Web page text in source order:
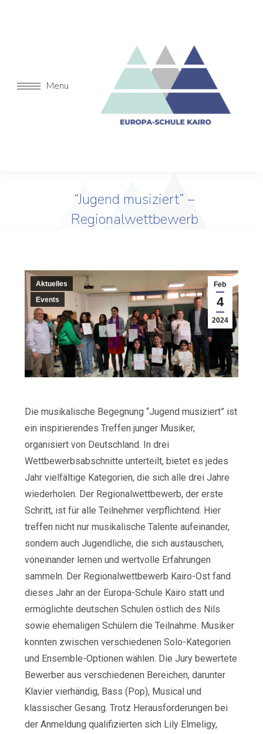
Menu
“Jugend musiziert” –
Regionalwettbewerb
Feb
4
2024
Aktuelles
Events
Die musikalische Begegnung “Jugend musiziert” ist
ein inspirierendes Treffen junger Musiker,
organisiert von Deutschland. In drei
Wettbewerbsabschnitte unterteilt, bietet es jedes
Jahr vielfältige Kategorien, die sich alle drei Jahre
wiederholen. Der Regionalwettbewerb, der erste
Schritt, ist für alle Teilnehmer verpflichtend. Hier
treffen nicht nur musikalische Talente aufeinander,
sondern auch Jugendliche, die sich austauschen,
voneinander lernen und wertvolle Erfahrungen
sammeln. Der Regionalwettbewerb Kairo-Ost fand
dieses Jahr an der Europa-Schule Kairo statt und
ermöglichte deutschen Schulen östlich des Nils
sowie ehemaligen Schülern die Teilnahme. Musiker
konnten zwischen verschiedenen Solo-Kategorien
und Ensemble-Optionen wählen. Die Jury bewertete
Bewerber aus verschiedenen Bereichen, darunter
Klavier vierhändig, Bass (Pop), Musical und
klassischer Gesang. Trotz Herausforderungen bei
der Anmeldung qualifizierten sich Lily Elmeligy,